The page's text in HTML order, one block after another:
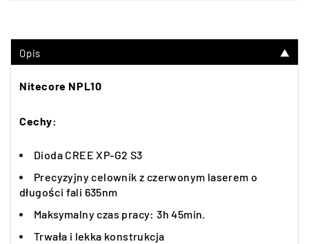
Opis ▼
Nitecore NPL10
Cechy:
Dioda CREE XP-G2 S3
Precyzyjny celownik z czerwonym laserem o
długości fali 635nm
Maksymalny czas pracy: 3h 45min.
Trwała i lekka konstrukcja